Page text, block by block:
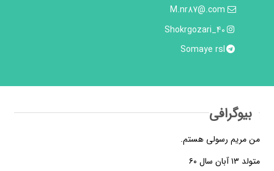
M.nr87@.com
Shokrgozari_40
Somaye rsl
بیوگرافی
من مریم رسولی هستم.
متولد ۱۳ آبان سال ۶۰